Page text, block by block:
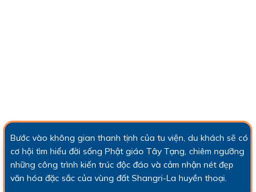
Bước vào không gian thanh tịnh của tu viện, du khách sẽ có
cơ hội tìm hiểu đời sống Phật giáo Tây Tạng, chiêm ngưỡng
những công trình kiến trúc độc đáo và cảm nhận nét đẹp
văn hóa đặc sắc của vùng đất Shangri-La huyền thoại.